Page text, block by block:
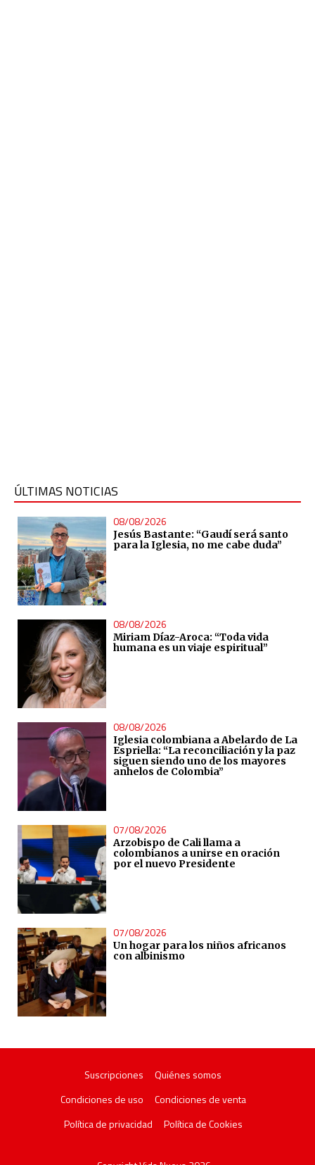
ÚLTIMAS NOTICIAS
08/08/2026
Jesús Bastante: “Gaudí será santo
para la Iglesia, no me cabe duda”
08/08/2026
Miriam Díaz-Aroca: “Toda vida
humana es un viaje espiritual”
08/08/2026
Iglesia colombiana a Abelardo de La
Espriella: “La reconciliación y la paz
siguen siendo uno de los mayores
anhelos de Colombia”
07/08/2026
Arzobispo de Cali llama a
colombianos a unirse en oración
por el nuevo Presidente
07/08/2026
Un hogar para los niños africanos
con albinismo
Suscripciones
Quiénes somos
Condiciones de uso
Condiciones de venta
Política de privacidad
Política de Cookies